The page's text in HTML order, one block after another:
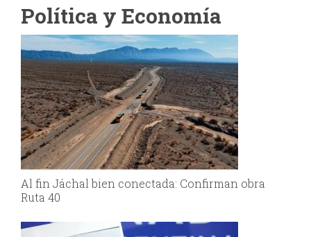
Política y Economía
Al fin Jáchal bien conectada: Confirman obra
Ruta 40